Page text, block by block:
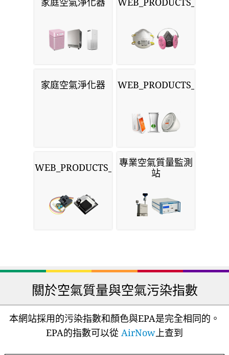
家庭空氣淨化器
WEB_PRODUCTS_SENSORS專業空氣質量監測
站
關於空氣質量與空氣污染指數
本網站採用的污染指數和顏色與EPA是完全相同的。
EPA的指數可以從 AirNow上查到